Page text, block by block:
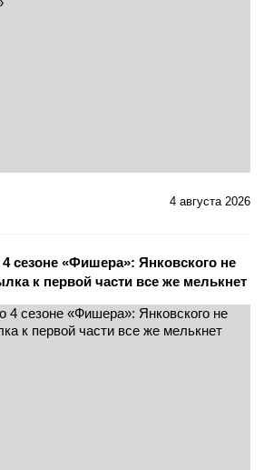
4 августа 2026
сезоне «Фишера»: Янковского не
к первой части все же мелькнет